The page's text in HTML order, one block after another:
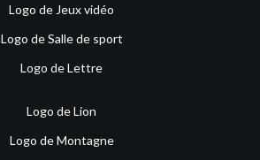
Logo de Jeux vidéo
Logo de Salle de sport
Logo de Lettre
Logo de Lion
Logo de Montagne